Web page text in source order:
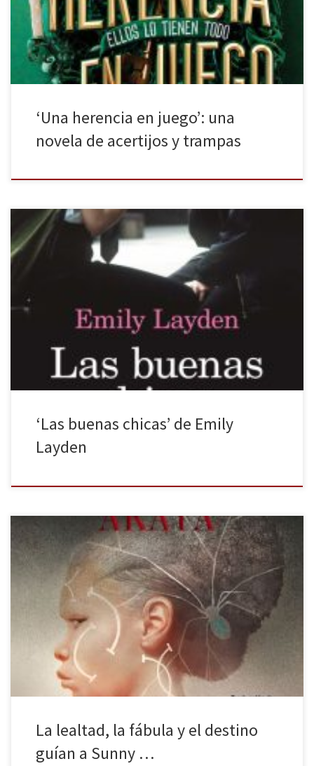
como Tony Stark. Al mismo tiempo es un lugar de misterios como
Puñales por la espalda o las obras de […]
‘Una herencia en juego’: una
novela de acertijos y trampas
Emily Layden realiza en Las buenas chicas, publicado por
Ediciones B, un retrato de la adolescencia a través de varias
jóvenes de distintos cursos que comparten un mismo espacio y un
mismo tiempo: sus años de estudios previos a la Universidad en el
exclusivo internado femenino Atwater, ubicado en Nueva […]
‘Las buenas chicas’ de Emily
Layden
Nocturna publica la segunda parte de Bruja Akata de Nnedi
Okorafor, titulado Guerrera Akata. La visión del mundo siempre
varía según quién lo mira. La elección de qué mostrar, qué contar
o cómo hacerlo suele depender del poder de la persona
implicada o el derecho poseído sobre la información. Privilegio
La lealtad, la fábula y el destino
guían a Sunny …